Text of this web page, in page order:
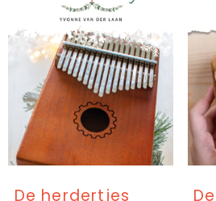
De herdertjes